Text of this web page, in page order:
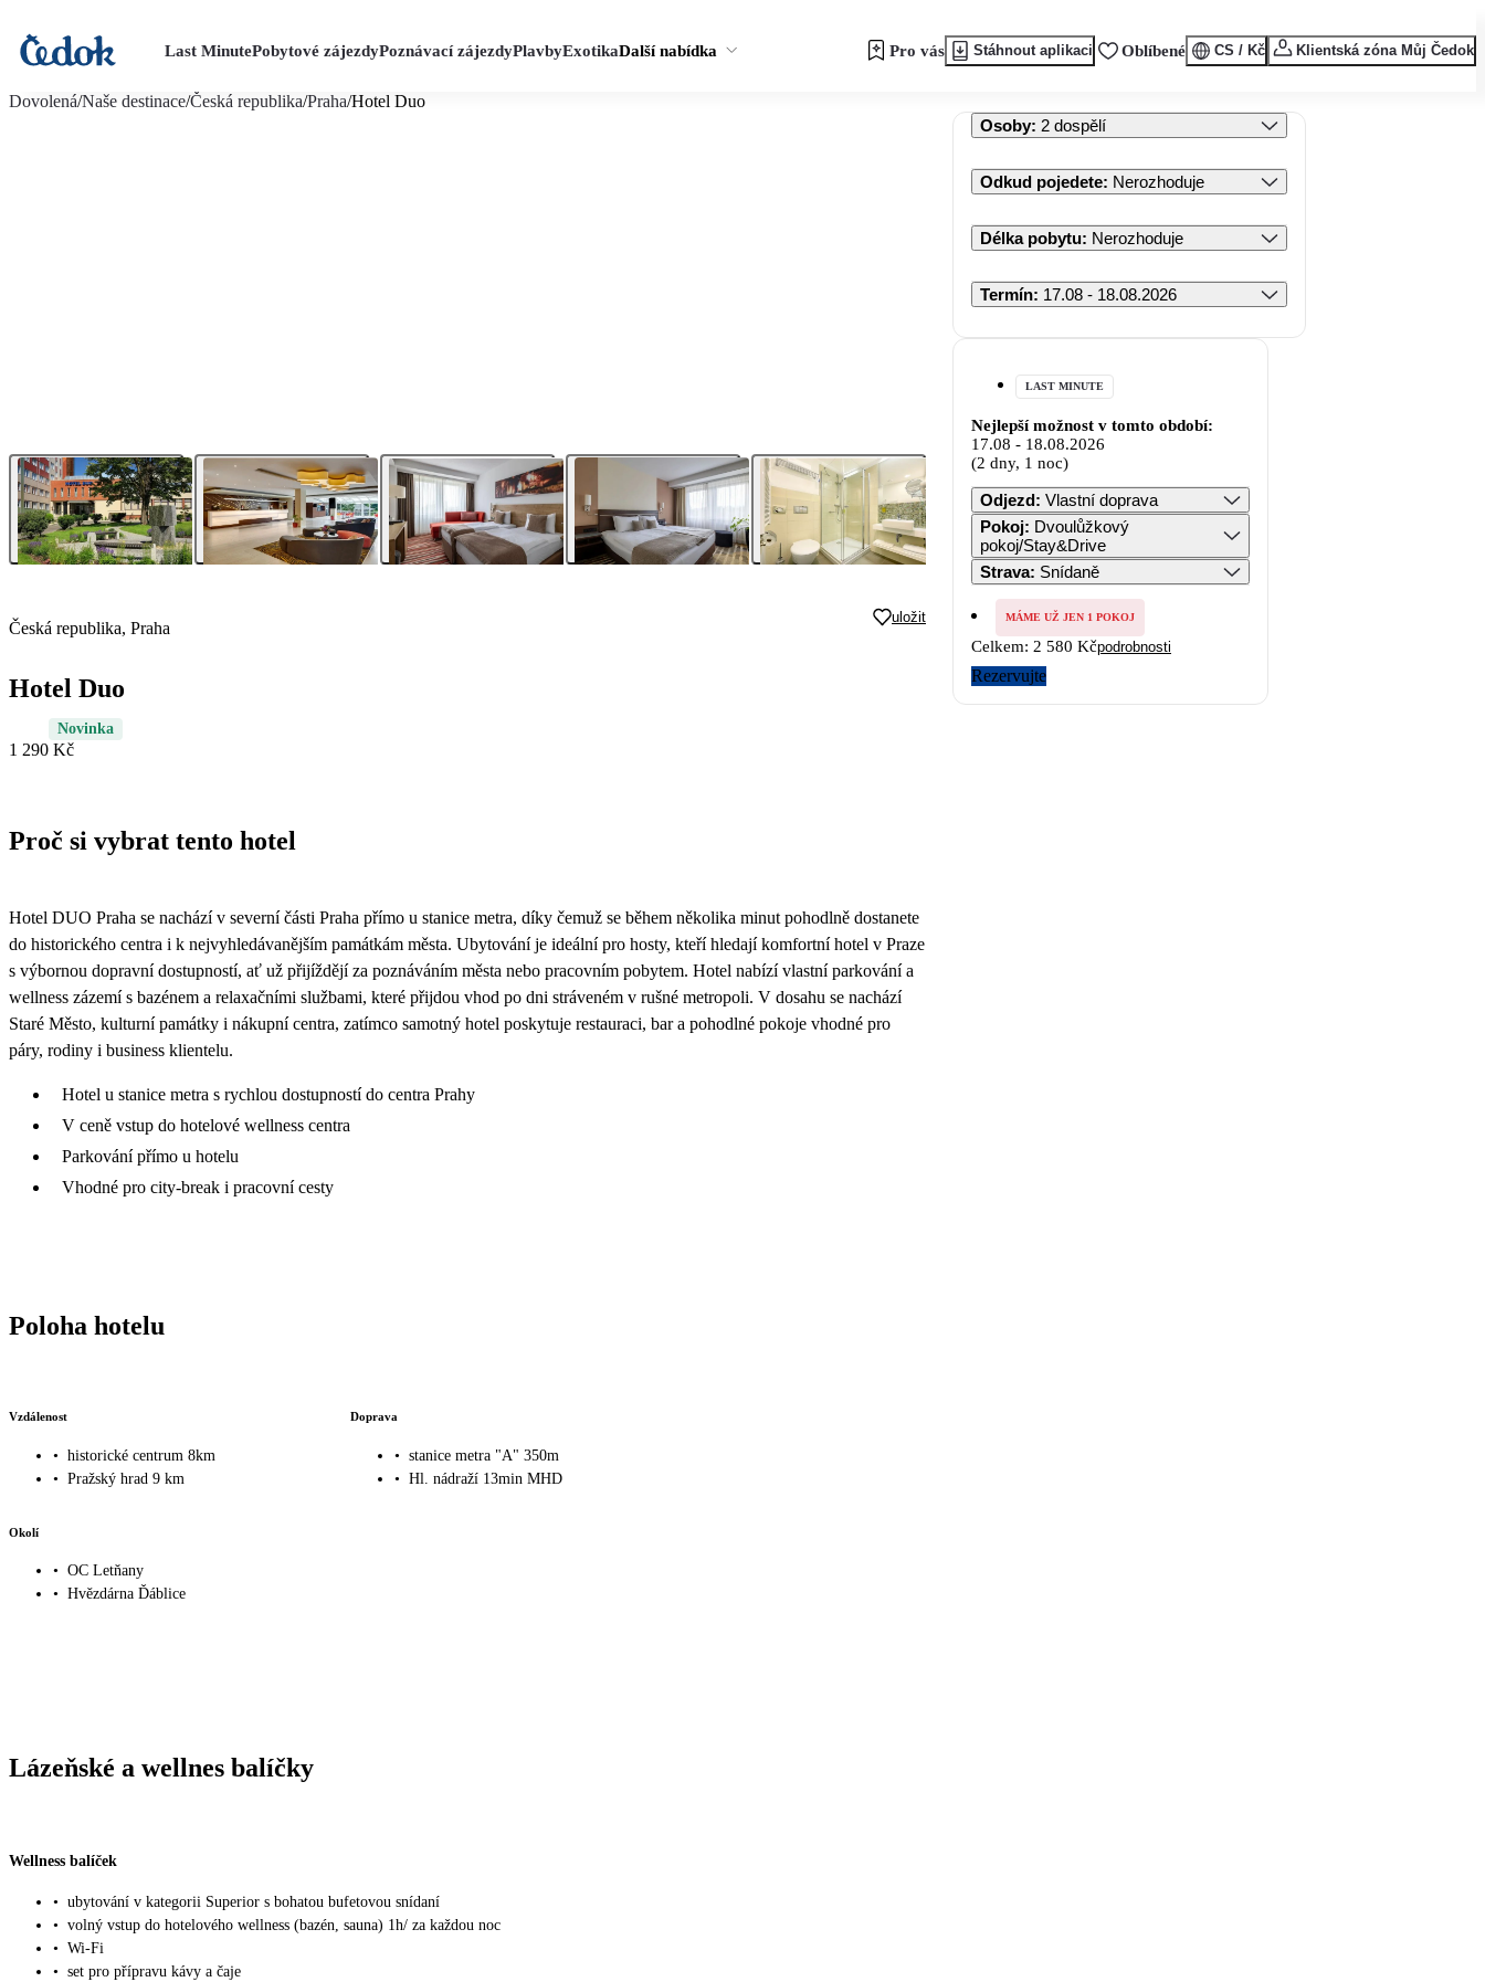
Last MinutePobytové zájezdyPoznávací zájezdyPlavbyExotikaDalší nabídka Pro vás Stáhnout aplikaci Oblíbené CS / Kč Klientská zóna Můj Čedok
Dovolená/Naše destinace/Česká republika/Praha/Hotel Duo
Česká republika, Praha
uložit
Hotel Duo
Novinka
1 290 Kč
Proč si vybrat tento hotel
Hotel DUO Praha se nachází v severní části Praha přímo u stanice metra, díky čemuž se během několika minut pohodlně dostanete
do historického centra i k nejvyhledávanějším památkám města. Ubytování je ideální pro hosty, kteří hledají komfortní hotel v Praze
s výbornou dopravní dostupností, ať už přijíždějí za poznáváním města nebo pracovním pobytem. Hotel nabízí vlastní parkování a
wellness zázemí s bazénem a relaxačními službami, které přijdou vhod po dni stráveném v rušné metropoli. V dosahu se nachází
Staré Město, kulturní památky i nákupní centra, zatímco samotný hotel poskytuje restauraci, bar a pohodlné pokoje vhodné pro
páry, rodiny i business klientelu.
Hotel u stanice metra s rychlou dostupností do centra Prahy
V ceně vstup do hotelové wellness centra
Parkování přímo u hotelu
Vhodné pro city-break i pracovní cesty
Poloha hotelu
Vzdálenost
• historické centrum 8km
• Pražský hrad 9 km
Doprava
• stanice metra "A" 350m
• Hl. nádraží 13min MHD
Okolí
• OC Letňany
• Hvězdárna Ďáblice
Lázeňské a wellnes balíčky
Wellness balíček
• ubytování v kategorii Superior s bohatou bufetovou snídaní
• volný vstup do hotelového wellness (bazén, sauna) 1h/ za každou noc
• Wi-Fi
• set pro přípravu kávy a čaje
Osoby: 2 dospělí
Odkud pojedete: Nerozhoduje
Délka pobytu: Nerozhoduje
Termín: 17.08 - 18.08.2026
LAST MINUTE
Nejlepší možnost v tomto období:
17.08 - 18.08.2026
(2 dny, 1 noc)
Odjezd: Vlastní doprava
Pokoj: Dvoulůžkový
pokoj/Stay&Drive
Strava: Snídaně
MÁME UŽ JEN 1 POKOJ
Celkem: 2 580 Kčpodrobnosti
Rezervujte